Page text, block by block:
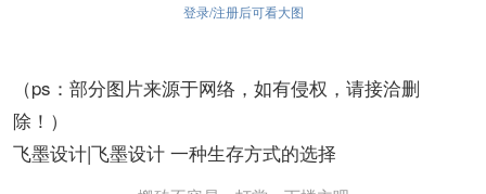
登录/注册后可看大图
（ps：部分图片来源于网络，如有侵权，请接洽删
除！）
飞墨设计|飞墨设计 一种生存方式的选择